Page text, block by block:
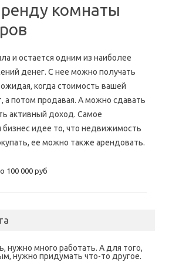
комнаты
и остается одним из наиболее
денег. С нее можно получать
когда стоимость вашей
а потом продавая. А можно сдавать
активный доход. Самое
бизнес идее то, что недвижимость
ее можно также арендовать.
100 000 руб
нужно много работать. А для того,
нужно придумать что-то другое.